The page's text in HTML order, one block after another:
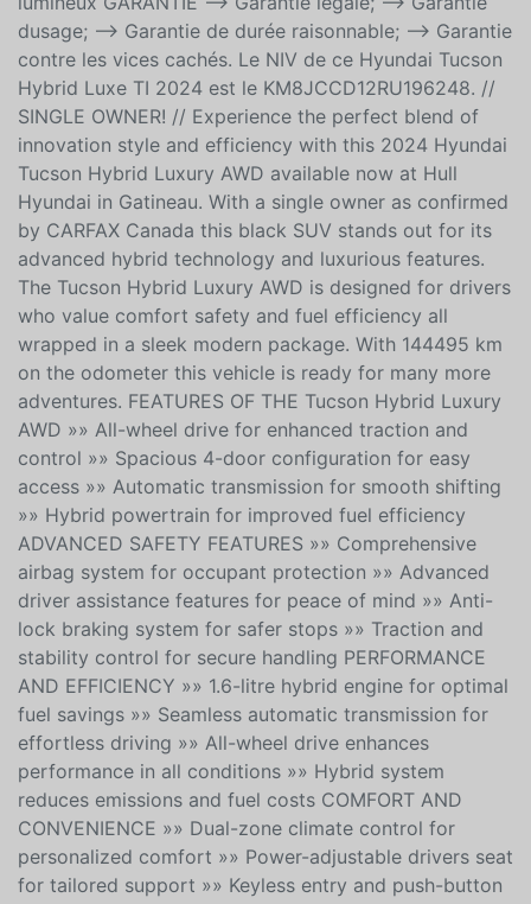
Confort des sièges chauffants »» Toit panoramique
lumineux GARANTIE --> Garantie légale; --> Garantie
dusage; --> Garantie de durée raisonnable; --> Garantie
contre les vices cachés. Le NIV de ce Hyundai Tucson
Hybrid Luxe TI 2024 est le KM8JCCD12RU196248. //
SINGLE OWNER! // Experience the perfect blend of
innovation style and efficiency with this 2024 Hyundai
Tucson Hybrid Luxury AWD available now at Hull
Hyundai in Gatineau. With a single owner as confirmed
by CARFAX Canada this black SUV stands out for its
advanced hybrid technology and luxurious features.
The Tucson Hybrid Luxury AWD is designed for drivers
who value comfort safety and fuel efficiency all
wrapped in a sleek modern package. With 144495 km
on the odometer this vehicle is ready for many more
adventures. FEATURES OF THE Tucson Hybrid Luxury
AWD »» All-wheel drive for enhanced traction and
control »» Spacious 4-door configuration for easy
access »» Automatic transmission for smooth shifting
»» Hybrid powertrain for improved fuel efficiency
ADVANCED SAFETY FEATURES »» Comprehensive
airbag system for occupant protection »» Advanced
driver assistance features for peace of mind »» Anti-
lock braking system for safer stops »» Traction and
stability control for secure handling PERFORMANCE
AND EFFICIENCY »» 1.6-litre hybrid engine for optimal
fuel savings »» Seamless automatic transmission for
effortless driving »» All-wheel drive enhances
performance in all conditions »» Hybrid system
reduces emissions and fuel costs COMFORT AND
CONVENIENCE »» Dual-zone climate control for
personalized comfort »» Power-adjustable drivers seat